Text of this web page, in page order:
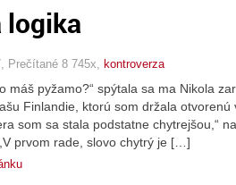
logika
Prečítané 8 745x, kontroverza
máš pyžamo?“ spýtala sa ma Nikola
Finlandie, ktorú som držala otvorenú
som sa stala podstatne chytrejšou,“
prvom rade, slovo chytrý je […]